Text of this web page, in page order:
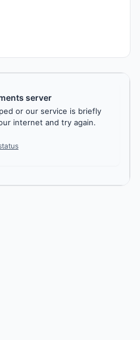
server
or our service is briefly
internet and try again.